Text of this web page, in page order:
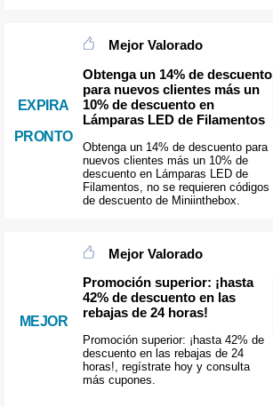
EXPIRA
PRONTO
Mejor Valorado
Obtenga un 14% de descuento
para nuevos clientes más un
10% de descuento en
Lámparas LED de Filamentos
Obtenga un 14% de descuento para
nuevos clientes más un 10% de
descuento en Lámparas LED de
Filamentos, no se requieren códigos
de descuento de Miniinthebox.
MEJOR
Mejor Valorado
Promoción superior: ¡hasta
42% de descuento en las
rebajas de 24 horas!
Promoción superior: ¡hasta 42% de
descuento en las rebajas de 24
horas!, regístrate hoy y consulta
más cupones.